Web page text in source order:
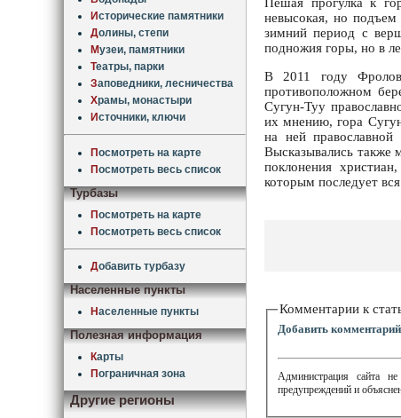
Исторические памятники
Долины, степи
Музеи, памятники
Театры, парки
Заповедники, лесничества
Храмы, монастыри
Источники, ключи
Посмотреть на карте
Посмотреть весь список
Турбазы
Посмотреть на карте
Посмотреть весь список
Добавить турбазу
Населенные пункты
Населенные пункты
Полезная информация
Карты
Пограничная зона
Другие регионы
невысокая, но подъем
зимний период с
подножия горы, но в
В 2011 году Фролов
противоположном
Сугун-Туу
их мнению, гора
на ней
Высказывались также
поклонения
которым последует
Комментарии к
Добавить комментарий
Администрация сайта
предупреждений и